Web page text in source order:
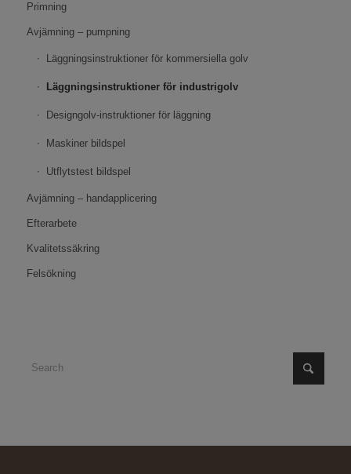
Primning
Avjämning – pumpning
Läggningsinstruktioner för kommersiella golv
Läggningsinstruktioner för industrigolv
Designgolv-instruktioner för läggning
Maskiner bildspel
Utflytstest bildspel
Avjämning – handapplicering
Efterarbete
Kvalitetssäkring
Felsökning